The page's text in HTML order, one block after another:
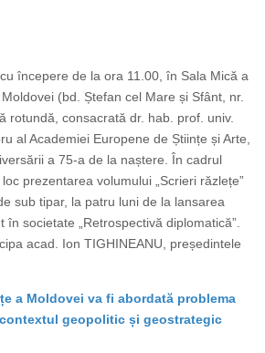
începere de la ora 11.00, în Sala Mică a
(bd. Ștefan cel Mare și Sfânt, nr.
rotundă, consacrată dr. hab. prof. univ.
al Academiei Europene de Științe și Arte,
a 75-a de la naștere. În cadrul
prezentarea volumului „Scrieri răzlețe”
sub tipar, la patru luni de la lansarea
societate „Retrospectivă diplomatică”.
acad. Ion TIGHINEANU, președintele
a Moldovei va fi abordată problema
geopolitic și geostrategic